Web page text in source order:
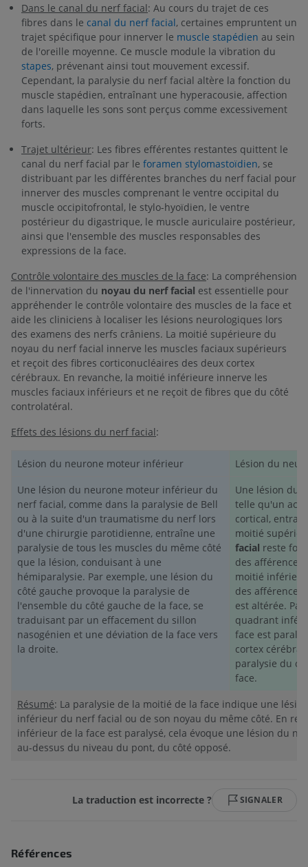
Dans le canal du nerf facial: Au cours du trajet de ces
fibres dans le canal du nerf facial, certaines empruntent un
trajet spécifique pour innerver le muscle stapédien au sein
de l'oreille moyenne. Ce muscle module la vibration du
stapes, prévenant ainsi tout mouvement excessif.
Cependant, la paralysie du nerf facial altère la fonction du
muscle stapédien, entraînant une hyperacousie, affection
dans laquelle les sons sont perçus comme excessivement
forts.
Trajet ultérieur: Les fibres efférentes restantes quittent le
canal du nerf facial par le foramen stylomastoïdien, se
distribuant par les différentes branches du nerf facial pour
innerver des muscles comprenant le ventre occipital du
muscle occipitofrontal, le stylo-hyoïdien, le ventre
postérieur du digastrique, le muscle auriculaire postérieur,
ainsi que l'ensemble des muscles responsables des
expressions de la face.
Contrôle volontaire des muscles de la face: La compréhension
de l'innervation du noyau du nerf facial est essentielle pour
appréhender le contrôle volontaire des muscles de la face et
aide les cliniciens à localiser les lésions neurologiques lors
des examens des nerfs crâniens. La moitié supérieure du
noyau du nerf facial innerve les muscles faciaux supérieurs
et reçoit des fibres corticonucléaires des deux cortex
cérébraux. En revanche, la moitié inférieure innerve les
muscles faciaux inférieurs et ne reçoit de fibres que du côté
controlatéral.
Effets des lésions du nerf facial:
Lésion du neurone moteur inférieur
Lésion du
Une lésion du neurone moteur inférieur du
nerf facial, comme dans la paralysie de Bell
ou à la suite d'un traumatisme du nerf lors
d'une chirurgie parotidienne, entraîne une
paralysie de tous les muscles du même côté
que la lésion, conduisant à une
hémiparalysie. Par exemple, une lésion du
côté gauche provoque la paralysie de
l'ensemble du côté gauche de la face, se
traduisant par un effacement du sillon
nasogénien et une déviation de la face vers
la droite.
Une lésion du
telle qu'un
cortical,
moitié
facial reste
des
moitié
des afférences
est altérée.
quadrant
face est
cortex
paralysie du
face.
Résumé: La paralysie de la moitié de la face indique une
inférieur du nerf facial ou de son noyau du même côté. En
inférieur de la face est paralysé, cela évoque une lésion du
au-dessus du niveau du pont, du côté opposé.
La traduction est incorrecte ? SIGNALER
Références